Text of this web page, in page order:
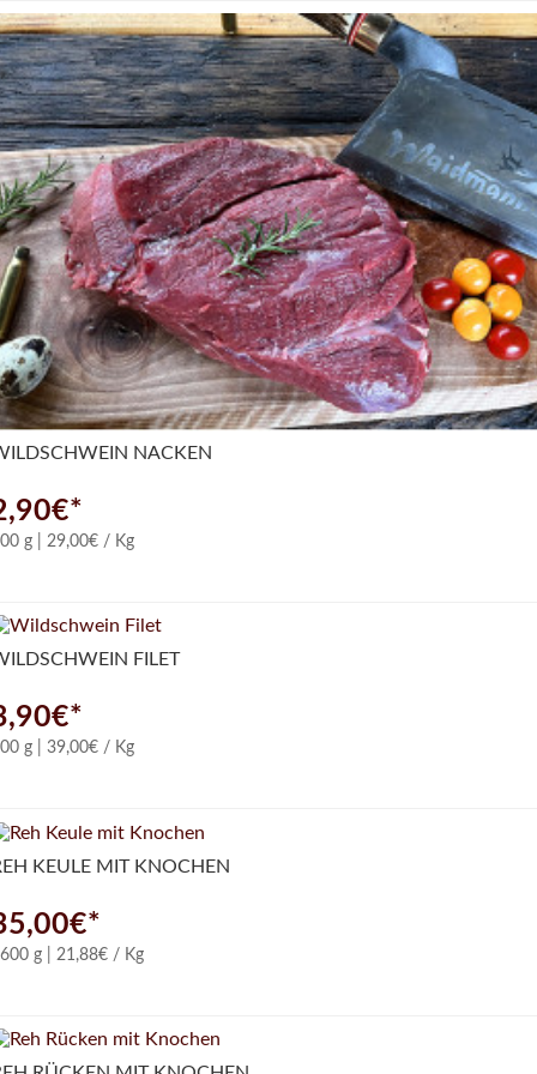
NACKEN
g | 29,00€ / Kg
FILET
g | 39,00€ / Kg
KEULE MIT KNOCHEN
g | 21,88€ / Kg